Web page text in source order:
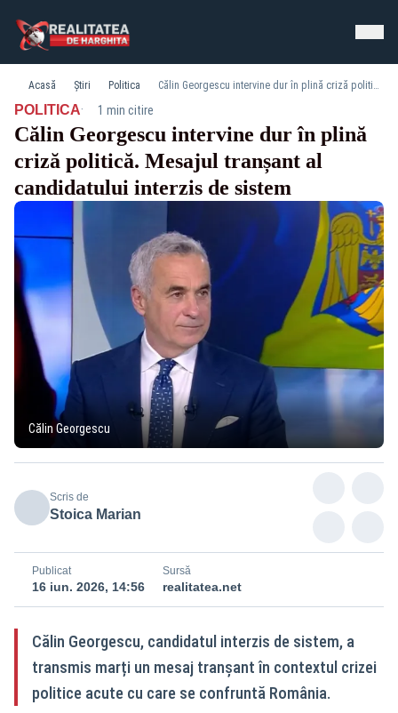
Acasă Știri Politica Călin Georgescu intervine dur în plină criză politică. Mesajul tranșant al candidatului interzis de sistem
POLITICA· 1 min citire
Călin Georgescu intervine dur în plină
criză politică. Mesajul tranșant al
candidatului interzis de sistem
Călin Georgescu
Scris de
Stoica Marian
Publicat
16 iun. 2026, 14:56
Sursă
realitatea.net
Călin Georgescu, candidatul interzis de sistem, a
transmis marți un mesaj tranșant în contextul crizei
politice acute cu care se confruntă România.